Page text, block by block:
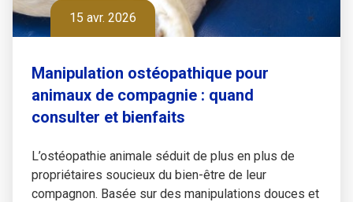
15 avr. 2026
Manipulation ostéopathique pour
animaux de compagnie : quand
consulter et bienfaits
L’ostéopathie animale séduit de plus en plus de
propriétaires soucieux du bien-être de leur
compagnon. Basée sur des manipulations douces et